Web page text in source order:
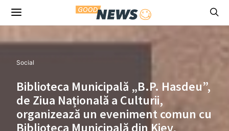
Social
Biblioteca Municipală „B.P. Hasdeu”,
de Ziua Națională a Culturii,
organizează un eveniment comun cu
Biblioteca Municipală din Kiev,